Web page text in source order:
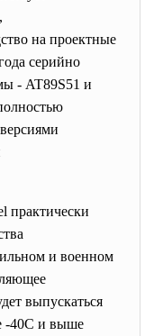
на проектные
серийно
- AT89S51 и
практически
и военном
выпускаться
-40С и выше